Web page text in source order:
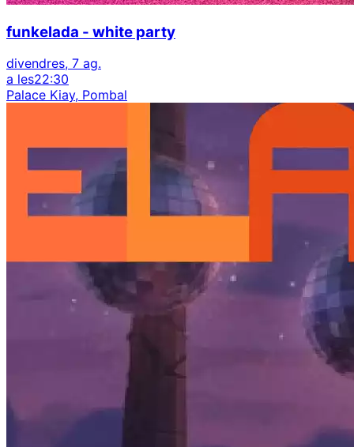
funkelada - white party
divendres, 7 ag.
a les22:30
Palace Kiay, Pombal